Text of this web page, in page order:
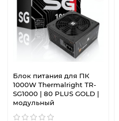
Блок питания для ПК
1000W Thermalright TR-
SG1000 | 80 PLUS GOLD |
модульный